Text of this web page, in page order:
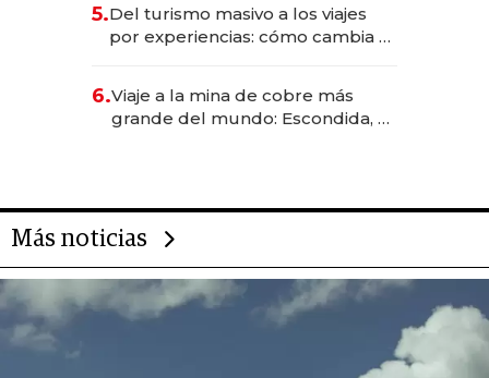
transformadoras
5.Del turismo masivo a los viajes
por experiencias: cómo cambia el
6.Viaje a la mina de cobre más
grande del mundo: Escondida, el
Más noticias